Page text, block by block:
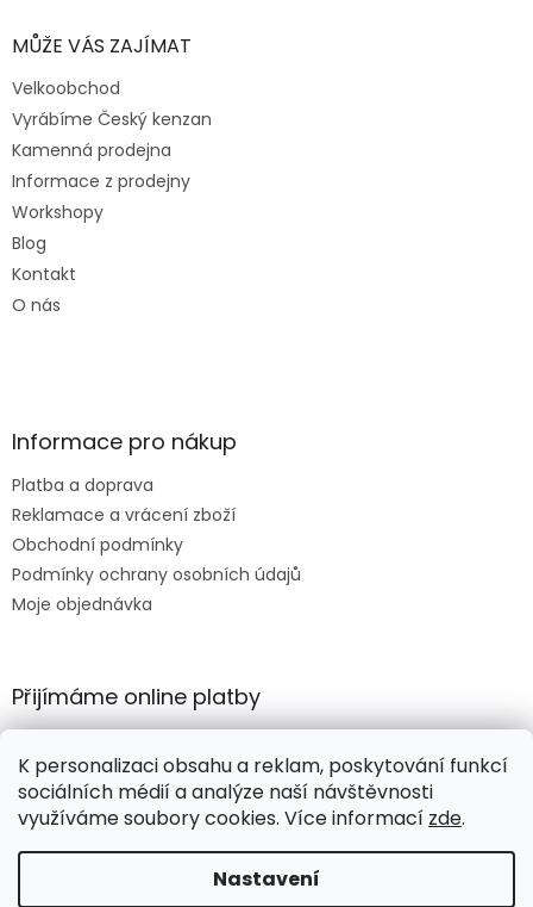
K personalizaci obsahu a reklam, poskytování funkcí
sociálních médií a analýze naší návštěvnosti
využíváme soubory cookies. Více informací zde.
Nastavení
MŮŽE VÁS ZAJÍMAT
Velkoobchod
Vyrábíme Český kenzan
Kamenná prodejna
Informace z prodejny
Workshopy
Blog
Kontakt
O nás
Informace pro nákup
Platba a doprava
Reklamace a vrácení zboží
Obchodní podmínky
Podmínky ochrany osobních údajů
Moje objednávka
Přijímáme online platby
Vytvořil Shoptet